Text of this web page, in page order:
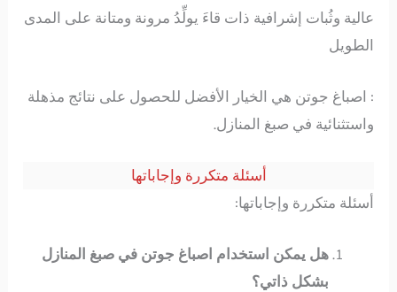
عالية وثُبات إشرافية ذات قاءَ يولِّدُ مرونة ومتانة على المدى
الطويل
: اصباغ جوتن هي الخيار الأفضل للحصول على نتائج مذهلة
واستثنائية في صبغ المنازل.
أسئلة متكررة وإجاباتها
أسئلة متكررة وإجاباتها:
هل يمكن استخدام اصباغ جوتن في صبغ المنازل
بشكل ذاتي؟